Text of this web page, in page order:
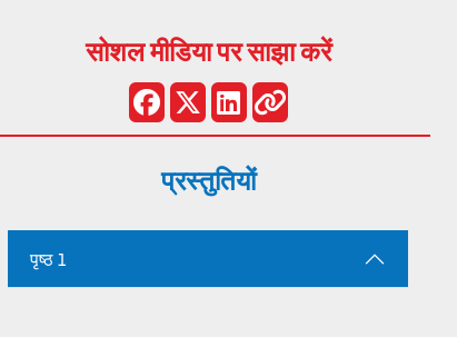
सोशल मीडिया पर साझा करें
प्रस्तुतियों
पृष्ठ 1